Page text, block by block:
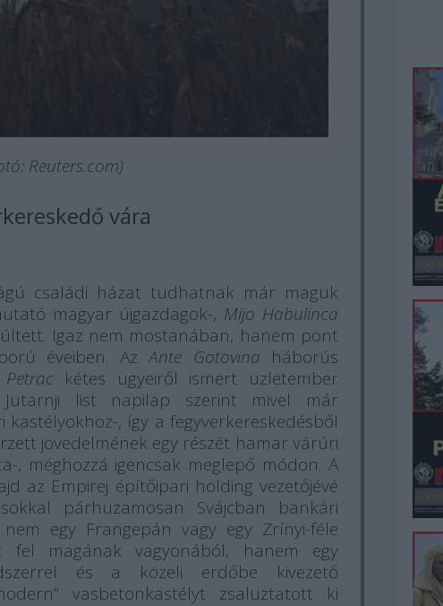
Reuters.com)
vára
családi házat tudhatnak már maguk
magyar újgazdagok-, Mijo Habulinca
Igaz nem mostanában, hanem pont
éveiben. AzAnte Gotovina háborús
kétes ügyeiről ismert üzletember
list napilap szerint mivel már
, így a fegyverkereskedésből
jövedelmének egy részét hamar várúri
, méghozzá igencsak meglepő módon. A
az Empirej építőipari holding vezetőjévé
párhuzamosan Svájcban bankári
egy Frangepán vagy egy Zrínyi-féle
magának vagyonából, hanem egy
és a közeli erdőbe kivezető
vasbetonkastélyt zsaluztatott ki